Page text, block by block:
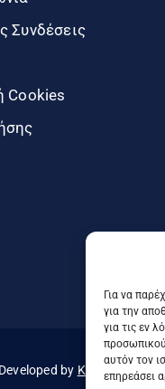
Για να
για την
για τις εν
αυτόν τον
επηρεάσει
Συνδέσεις
Cookies
by Knowledge A.E.